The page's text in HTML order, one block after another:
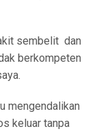
sembelit dan
berkompeten
mengendalikan
keluar tanpa